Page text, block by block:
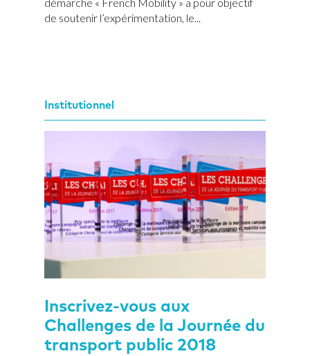
démarche « French Mobility » a pour objectif
de soutenir l’expérimentation, le...
Institutionnel
Inscrivez-vous aux
Challenges de la Journée du
transport public 2018